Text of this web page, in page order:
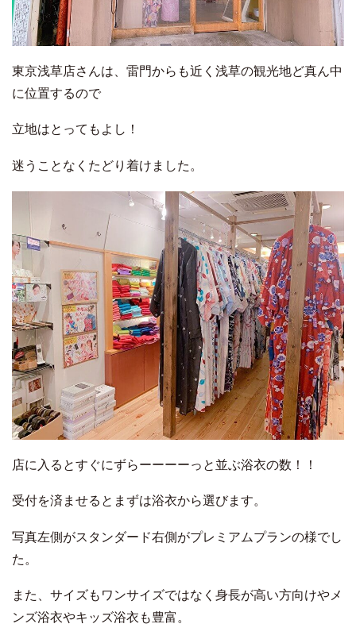
東京浅草店さんは、雷門からも近く浅草の観光地ど真ん中
に位置するので
立地はとってもよし！
迷うことなくたどり着けました。
店に入るとすぐにずらーーーーっと並ぶ浴衣の数！！
受付を済ませるとまずは浴衣から選びます。
写真左側がスタンダード右側がプレミアムプランの様でし
た。
また、サイズもワンサイズではなく身長が高い方向けやメ
ンズ浴衣やキッズ浴衣も豊富。